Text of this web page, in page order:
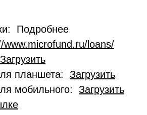
Подробнее
www.microfund.ru/loans/
Загрузить
планшета: Загрузить
мобильного: Загрузить